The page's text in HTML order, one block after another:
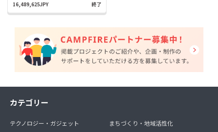
16,489,625JPY 終了
カテゴリー
テクノロジー・ガジェット
まちづくり・地域活性化